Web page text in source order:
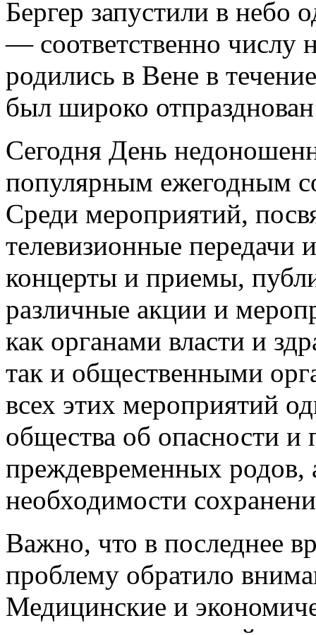
Бергер запустили в небо
— соответственно числу
родились в Вене в
был широко
Сегодня День
популярным ежегодным
Среди мероприятий,
телевизионные передачи
концерты и приемы,
различные акции и
как органами власти и
так и общественными
всех этих мероприятий
общества об опасности и
преждевременных родов,
необходимости
Важно, что в последнее
проблему обратило
Медицинские и